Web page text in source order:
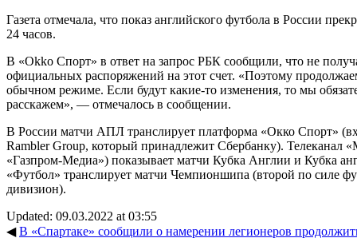
Газета отмечала, что показ английского футбола в России
24 часов.
В «Okko Спорт» в ответ на запрос РБК сообщили, что не
официальных распоряжений на этот счет. «Поэтому
обычном режиме. Если будут какие-то изменения, то мы
расскажем», — отмечалось в сообщении.
В России матчи АПЛ транслирует платформа «Окко Спорт»
Rambler Group, который принадлежит Сбербанку). Телеканал
«Газпром-Медиа») показывает матчи Кубка Англии и Кубка
«Футбол» транслирует матчи Чемпионшипа (второй по силе
дивизион).
Updated: 09.03.2022 at 03:55
◀В «Спартаке» сообщили о намерении легионеров